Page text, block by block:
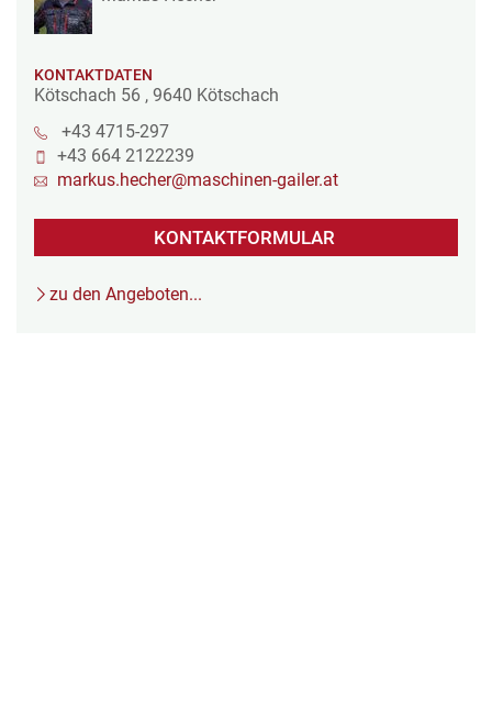
KONTAKTDATEN
Kötschach 56 , 9640 Kötschach
+43 4715-297
+43 664 2122239
markus.hecher@maschinen-gailer.at
KONTAKTFORMULAR
zu den Angeboten...